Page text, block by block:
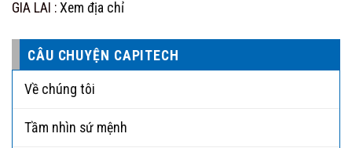
GIA LAI : Xem địa chỉ
CÂU CHUYỆN CAPITECH
Về chúng tôi
Tầm nhìn sứ mệnh